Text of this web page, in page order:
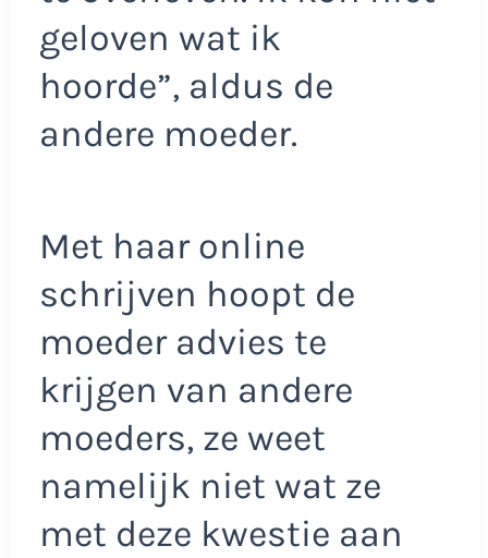
geloven wat ik
hoorde”, aldus de
andere moeder.
Met haar online
schrijven hoopt de
moeder advies te
krijgen van andere
moeders, ze weet
namelijk niet wat ze
met deze kwestie aan